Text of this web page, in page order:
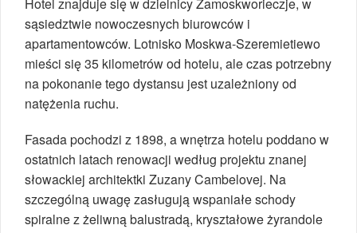
sąsiedztwie nowoczesnych biurowców i
apartamentowców. Lotnisko Moskwa-Szeremietiewo
mieści się 35 kilometrów od hotelu, ale czas potrzebny
na pokonanie tego dystansu jest uzależniony od
natężenia ruchu.
Fasada pochodzi z 1898, a wnętrza hotelu poddano w
ostatnich latach renowacji według projektu znanej
słowackiej architektki Zuzany Cambelovej. Na
szczególną uwagę zasługują wspaniałe schody
spiralne z żeliwną balustradą, kryształowe żyrandole